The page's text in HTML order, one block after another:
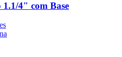
4" com Base